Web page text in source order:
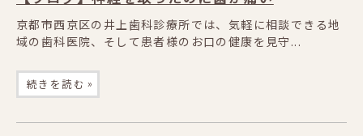
京都市西京区の井上歯科診療所では、気軽に相談できる地
域の歯科医院、そして患者様のお口の健康を見守...
続きを読む »